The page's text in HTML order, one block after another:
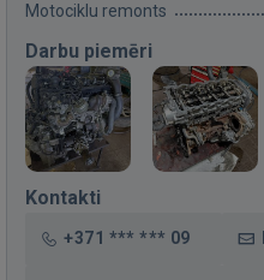
Motociklu remonts
Darbu piemēri
Kontakti
+371 *** *** 09